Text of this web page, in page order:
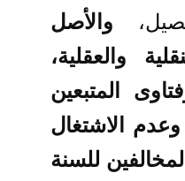
والأصل
والعقلية،
المتبعين
الاشتغال
للسنة